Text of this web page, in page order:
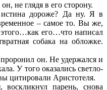
не глядя в его сторону.
дороже? Да ну. Я в
– самое то. Вы же,
его…что написал
собака на обложке.
он. Не удержался и
У того оказались светло-
цитировали Аристотеля.
парень, снова